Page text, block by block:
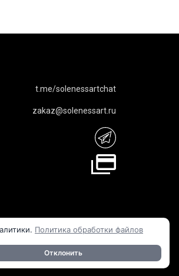
t.me/solenessartchat
zakaz@solenessart.ru
Политика обработки файлов
Отклонить